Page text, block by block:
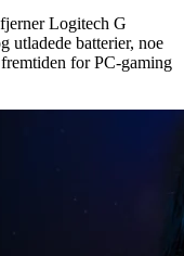
Logitech G
utladede batterier, noe
for PC-gaming